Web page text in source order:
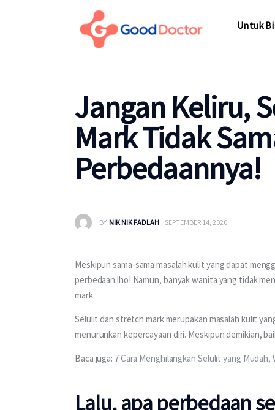
Untuk
Jangan Keliru,
Mark Tidak
Perbedaannya!
BY NIK NIK FADLAH SEPTEMBER 14, 2020
Meskipun sama-sama masalah kulit yang dapat
perbedaan lho! Namun, banyak wanita yang tidak
mark.
Selulit dan stretch mark merupakan masalah kulit
menurunkan kepercayaan diri. Meskipun demikian,
Baca juga: 7 Cara Menghilangkan Selulit yang Mudah,
Lalu, apa perbedaan